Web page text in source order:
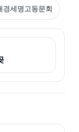
경세명고동문회